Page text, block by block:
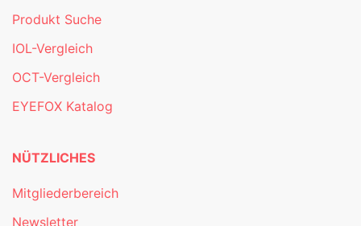
Produkt Suche
IOL-Vergleich
OCT-Vergleich
EYEFOX Katalog
NÜTZLICHES
Mitgliederbereich
Newsletter